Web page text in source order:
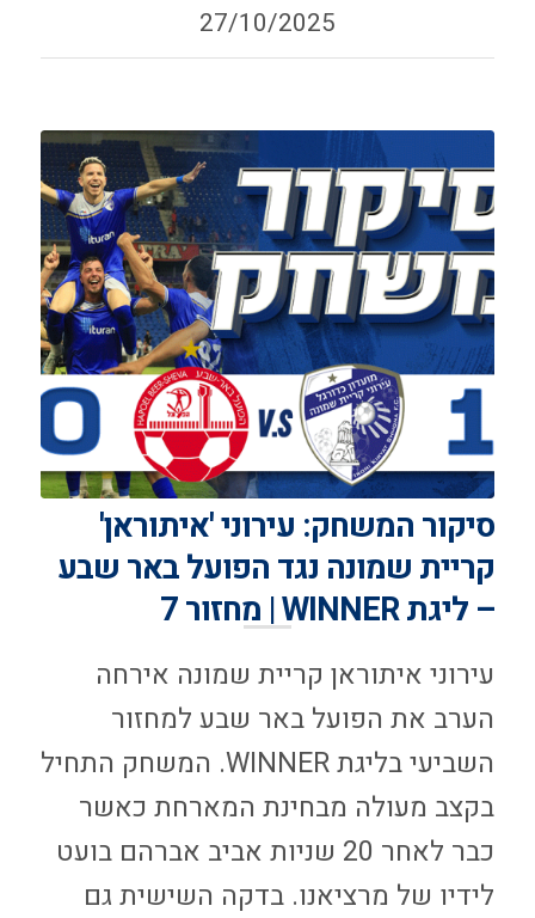
27/10/2025
סיקור המשחק: עירוני 'איתוראן'
קריית שמונה נגד הפועל באר שבע
– ליגת WINNER | מחזור 7
עירוני איתוראן קריית שמונה אירחה
הערב את הפועל באר שבע למחזור
השביעי בליגת WINNER. המשחק התחיל
בקצב מעולה מבחינת המארחת כאשר
כבר לאחר 20 שניות אביב אברהם בועט
לידיו של מרציאנו. בדקה השישית גם